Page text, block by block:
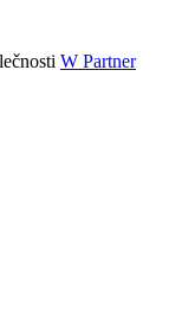
W Partner